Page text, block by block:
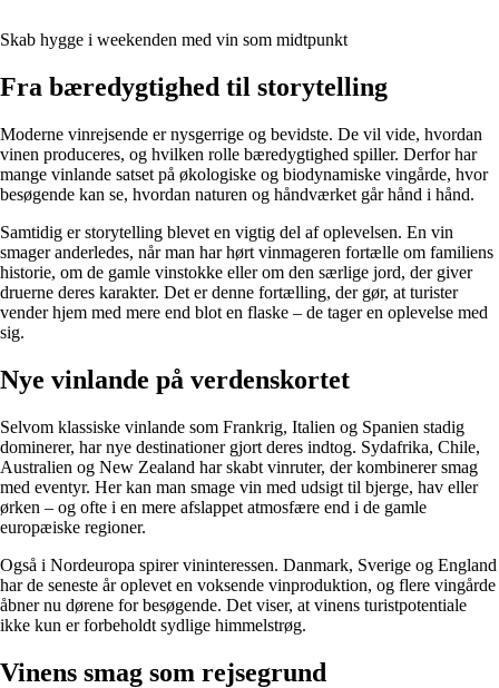
Skab hygge i weekenden med vin som midtpunkt
Fra bæredygtighed til storytelling
Moderne vinrejsende er nysgerrige og bevidste. De vil vide, hvordan
vinen produceres, og hvilken rolle bæredygtighed spiller. Derfor har
mange vinlande satset på økologiske og biodynamiske vingårde, hvor
besøgende kan se, hvordan naturen og håndværket går hånd i hånd.
Samtidig er storytelling blevet en vigtig del af oplevelsen. En vin
smager anderledes, når man har hørt vinmageren fortælle om familiens
historie, om de gamle vinstokke eller om den særlige jord, der giver
druerne deres karakter. Det er denne fortælling, der gør, at turister
vender hjem med mere end blot en flaske – de tager en oplevelse med
sig.
Nye vinlande på verdenskortet
Selvom klassiske vinlande som Frankrig, Italien og Spanien stadig
dominerer, har nye destinationer gjort deres indtog. Sydafrika, Chile,
Australien og New Zealand har skabt vinruter, der kombinerer smag
med eventyr. Her kan man smage vin med udsigt til bjerge, hav eller
ørken – og ofte i en mere afslappet atmosfære end i de gamle
europæiske regioner.
Også i Nordeuropa spirer vininteressen. Danmark, Sverige og England
har de seneste år oplevet en voksende vinproduktion, og flere vingårde
åbner nu dørene for besøgende. Det viser, at vinens turistpotentiale
ikke kun er forbeholdt sydlige himmelstrøg.
Vinens smag som rejsegrund